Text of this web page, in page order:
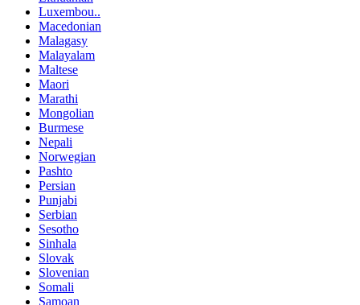
Luxembou..
Macedonian
Malagasy
Malayalam
Maltese
Maori
Marathi
Mongolian
Burmese
Nepali
Norwegian
Pashto
Persian
Punjabi
Serbian
Sesotho
Sinhala
Slovak
Slovenian
Somali
Samoan